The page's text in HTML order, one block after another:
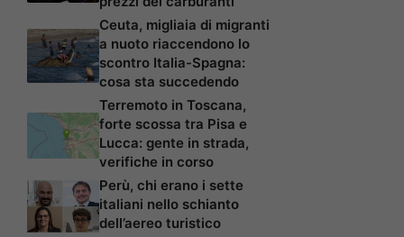
Ceuta, migliaia di migranti
a nuoto riaccendono lo
scontro Italia-Spagna:
cosa sta succedendo
Terremoto in Toscana,
forte scossa tra Pisa e
Lucca: gente in strada,
verifiche in corso
Perù, chi erano i sette
italiani nello schianto
dell’aereo turistico